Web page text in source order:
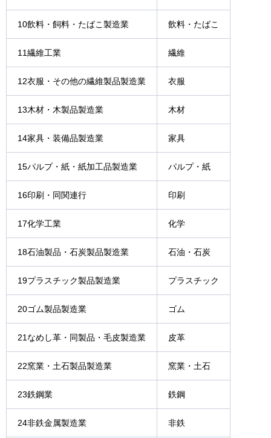
10飲料・飼料・たばこ製造業 飲料・たばこ
11繊維工業 繊維
12衣服・その他の繊維製品製造業 衣服
13木材・木製品製造業 木材
14家具・装備品製造業 家具
15パルプ・紙・紙加工品製造業 パルプ・紙
16印刷・同関連行 印刷
17化学工業 化学
18石油製品・石炭製品製造業 石油・石炭
19プラスチック製品製造業 プラスチック
20ゴム製品製造業 ゴム
21なめし革・同製品・毛皮製造業 皮革
22窯業・土石製品製造業 窯業・土石
23鉄鋼業 鉄鋼
24非鉄金属製造業 非鉄